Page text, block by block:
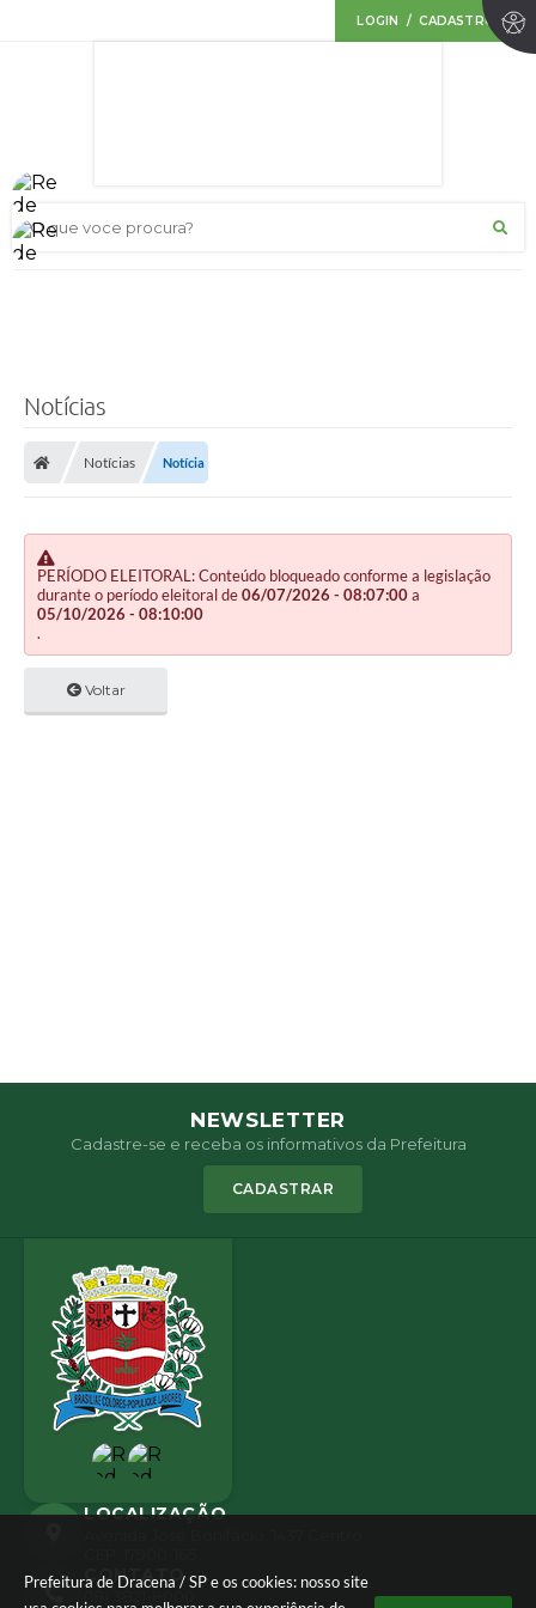
Prefeitura de Dracena / SP e os cookies: nosso site
LOGIN / CADASTRO
O que voce procura?
Notícias
Notícias Notícia
PERÍODO ELEITORAL: Conteúdo bloqueado conforme a legislação
durante o período eleitoral de06/07/2026 - 08:07:00a
05/10/2026 - 08:10:00
.
Voltar
NEWSLETTER
Cadastre-se e receba os informativos da Prefeitura
CADASTRAR
LOCALIZAÇÃO
CONTATO